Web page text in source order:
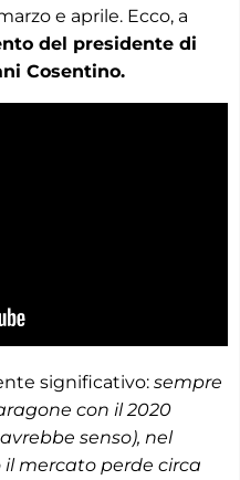
e aprile. Ecco, a
del presidente di
Cosentino.
significativo: sempre
con il 2020
senso), nel
mercato perde circa